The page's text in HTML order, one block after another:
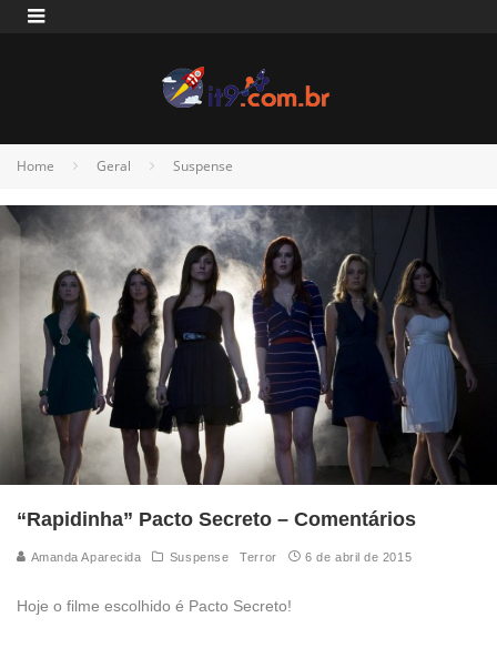
Home Geral Suspense
“Rapidinha” Pacto Secreto – Comentários
Amanda Aparecida Suspense Terror 6 de abril de 2015
Hoje o filme escolhido é Pacto Secreto!